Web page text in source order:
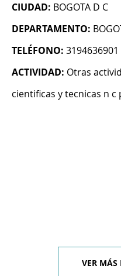
CIUDAD: BOGOTA D C
DEPARTAMENTO:
TELÉFONO: 3194636901
ACTIVIDAD: Otras
cientificas y tecnicas n c
VER